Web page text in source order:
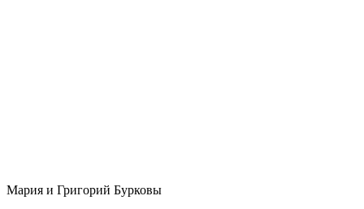
Мария и Григорий Бурковы